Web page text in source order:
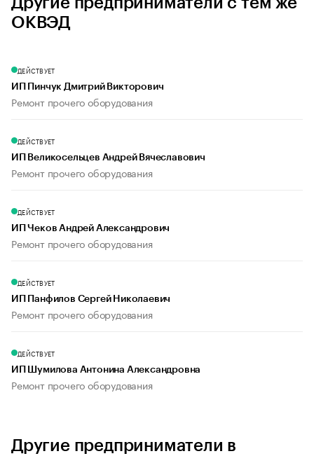
ОКВЭД
ДЕЙСТВУЕТ
ИП Пинчук Дмитрий Викторович
Ремонт прочего оборудования
ДЕЙСТВУЕТ
ИП Великосельцев Андрей Вячеславович
Ремонт прочего оборудования
ДЕЙСТВУЕТ
ИП Чеков Андрей Александрович
Ремонт прочего оборудования
ДЕЙСТВУЕТ
ИП Панфилов Сергей Николаевич
Ремонт прочего оборудования
ДЕЙСТВУЕТ
ИП Шумилова Антонина Александровна
Ремонт прочего оборудования
Другие предприниматели в